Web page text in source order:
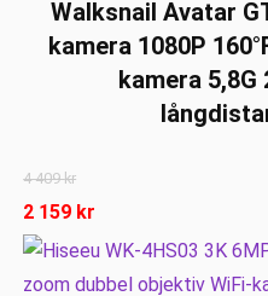
Walksnail Avatar
kamera 1080P
kamera
4 409kr
2 159 kr